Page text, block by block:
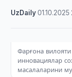
UzDaily·01.10.2025
Фарғона
инновациялар
масалаларини